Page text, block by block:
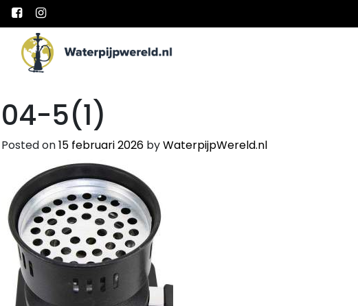
Main Navigation
04-5(1)
Posted on15 februari 2026 byWaterpijpWereld.nl